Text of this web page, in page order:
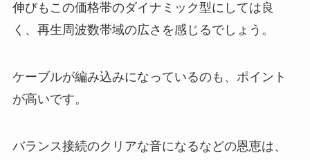
伸びもこの価格帯のダイナミック型にしては良
く、再生周波数帯域の広さを感じるでしょう。
ケーブルが編み込みになっているのも、ポイント
が高いです。
バランス接続のクリアな音になるなどの恩恵は、